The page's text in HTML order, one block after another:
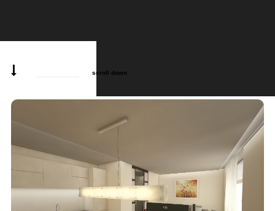
scroll down